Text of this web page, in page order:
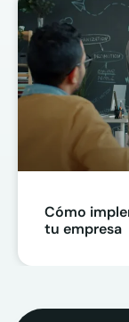
Cómo
tu empresa